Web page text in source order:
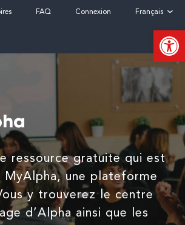
Ouvrir
FAQ Connexion Français
ressource gratuite qui est
une plateforme
y trouverez le centre
d’Alpha ainsi que les